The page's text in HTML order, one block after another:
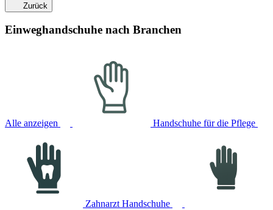
Zurück
Einweghandschuhe nach Branchen
Alle anzeigen Handschuhe für die Pflege
Zahnarzt Handschuhe